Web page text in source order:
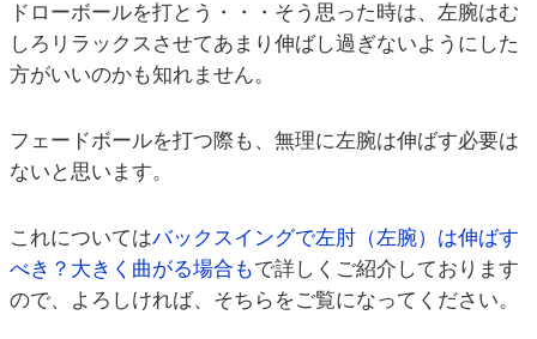
ドローボールを打とう・・・そう思った時は、左腕はむ
しろリラックスさせてあまり伸ばし過ぎないようにした
方がいいのかも知れません。
フェードボールを打つ際も、無理に左腕は伸ばす必要は
ないと思います。
これについてはバックスイングで左肘（左腕）は伸ばす
べき？大きく曲がる場合もで詳しくご紹介しております
ので、よろしければ、そちらをご覧になってください。